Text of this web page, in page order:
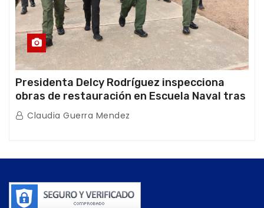
Presidenta Delcy Rodríguez inspecciona
obras de restauración en Escuela Naval tras
afectaciones sísmicas en La Guaira
Claudia Guerra Mendez